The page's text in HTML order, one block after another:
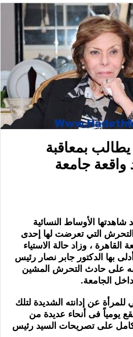
يطالب بمعاقبة
واقعة جامعة
شاهدتها الأوساط النسائية
التي تعرضت لها إحدى
القاهرة ، وزاد حالة الاستياء
بها الدكتور جابر نصار رئيس
منه على حادث التحرش المشين
الجامعة.
عن إدانته الشديدة لتلك
تقع يومياً فى أنحاء عديدة من
على تصريحات السيد رئيس